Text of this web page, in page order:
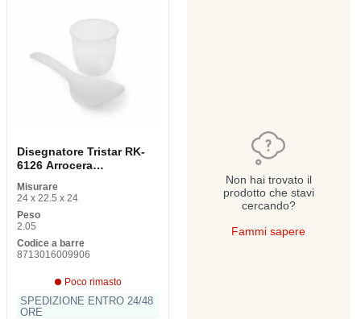
Disegnatore Tristar RK-
6126 Arrocera
Acciaio Inox 400 W
Misurare
24 x 22.5 x 24
Peso
2.05
Codice a barre
8713016009906
Poco rimasto
SPEDIZIONE ENTRO 24/48
ORE
Non hai trovato il
prodotto che stavi
cercando?
Fammi sapere